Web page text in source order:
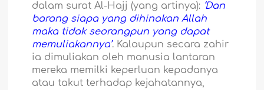
dalam surat Al-Hajj (yang artinya): ‘Dan
barang siapa yang dihinakan Allah
maka tidak seorangpun yang dapat
memuliakannya’. Kalaupun secara zahir
ia dimuliakan oleh manusia lantaran
mereka memilki keperluan kepadanya
atau takut terhadap kejahatannya,